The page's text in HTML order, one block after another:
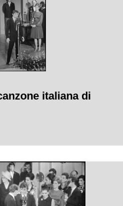
italiana di